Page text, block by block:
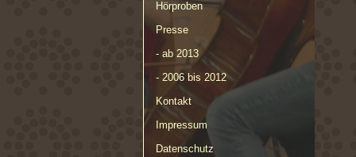
Hörproben
Presse
- ab 2013
- 2006 bis 2012
Kontakt
Impressum
Datenschutz